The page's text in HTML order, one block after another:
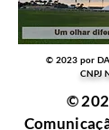
© 2023 por
CNPJ
©